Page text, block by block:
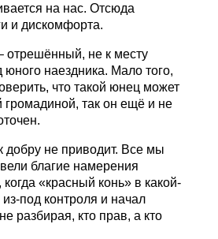
на нас. Отсюда
и дискомфорта.
отрешённый, не к месту
юного наездника. Мало того,
что такой юнец может
громадиной, так он ещё и не
добру не приводит. Все мы
благие намерения
«красный конь» в какой-
под контроля и начал
разбирая, кто прав, а кто